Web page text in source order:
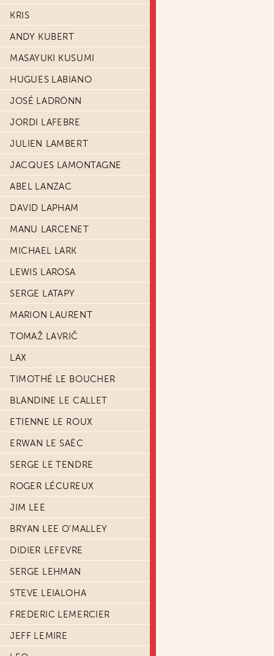
KRIS
ANDY KUBERT
MASAYUKI KUSUMI
HUGUES LABIANO
JOSÉ LADRÖNN
JORDI LAFEBRE
JULIEN LAMBERT
JACQUES LAMONTAGNE
ABEL LANZAC
DAVID LAPHAM
MANU LARCENET
MICHAEL LARK
LEWIS LAROSA
SERGE LATAPY
MARION LAURENT
TOMAŽ LAVRIČ
LAX
TIMOTHÉ LE BOUCHER
BLANDINE LE CALLET
ETIENNE LE ROUX
ERWAN LE SAËC
SERGE LE TENDRE
ROGER LÉCUREUX
JIM LEE
BRYAN LEE O'MALLEY
DIDIER LEFEVRE
SERGE LEHMAN
STEVE LEIALOHA
FREDERIC LEMERCIER
JEFF LEMIRE